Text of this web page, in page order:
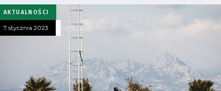
Tryb
oszczędności
AKTUALNOŚCI
7 stycznia 2023